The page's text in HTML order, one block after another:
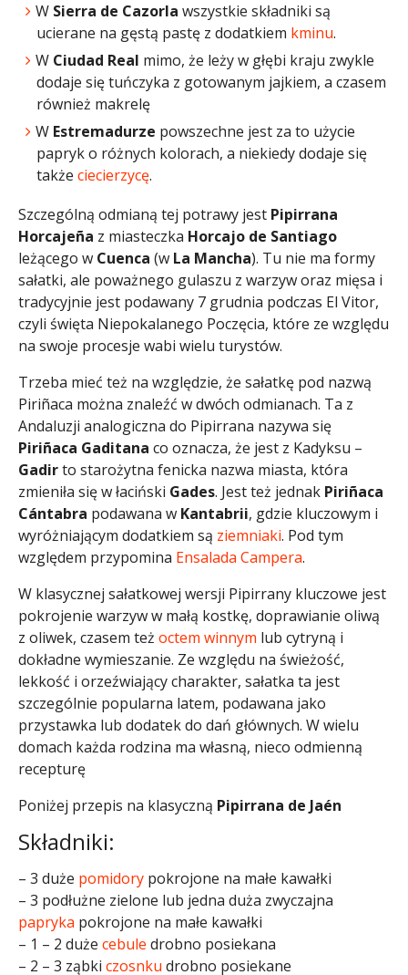
W Sierra de Cazorla wszystkie składniki są
ucierane na gęstą pastę z dodatkiem kminu.
W Ciudad Real mimo, że leży w głębi kraju zwykle
dodaje się tuńczyka z gotowanym jajkiem, a czasem
również makrelę
W Estremadurze powszechne jest za to użycie
papryk o różnych kolorach, a niekiedy dodaje się
także ciecierzycę.
Szczególną odmianą tej potrawy jest Pipirrana
Horcajeña z miasteczka Horcajo de Santiago
leżącego w Cuenca (w La Mancha). Tu nie ma formy
sałatki, ale poważnego gulaszu z warzyw oraz mięsa i
tradycyjnie jest podawany 7 grudnia podczas El Vitor,
czyli święta Niepokalanego Poczęcia, które ze względu
na swoje procesje wabi wielu turystów.
Trzeba mieć też na względzie, że sałatkę pod nazwą
Piriñaca można znaleźć w dwóch odmianach. Ta z
Andaluzji analogiczna do Pipirrana nazywa się
Piriñaca Gaditana co oznacza, że jest z Kadyksu –
Gadirto starożytna fenicka nazwa miasta, która
zmieniła się w łaciński Gades. Jest też jednak Piriñaca
Cántabra podawana w Kantabrii, gdzie kluczowym i
wyróżniającym dodatkiem są ziemniaki. Pod tym
względem przypomina Ensalada Campera.
W klasycznej sałatkowej wersji Pipirrany kluczowe jest
pokrojenie warzyw w małą kostkę, doprawianie oliwą
z oliwek, czasem też octem winnym lub cytryną i
dokładne wymieszanie. Ze względu na świeżość,
lekkość i orzeźwiający charakter, sałatka ta jest
szczególnie popularna latem, podawana jako
przystawka lub dodatek do dań głównych. W wielu
domach każda rodzina ma własną, nieco odmienną
recepturę
Poniżej przepis na klasyczną Pipirrana de Jaén
Składniki:
– 3 duże pomidory pokrojone na małe kawałki
– 3 podłużne zielone lub jedna duża zwyczajna
papryka pokrojone na małe kawałki
– 1 – 2 duże cebule drobno posiekana
– 2 – 3 ząbki czosnku drobno posiekane